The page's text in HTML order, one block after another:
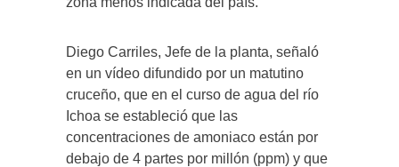
Diego Carriles, Jefe de la planta, señaló
en un vídeo difundido por un matutino
cruceño, que en el curso de agua del río
Ichoa se estableció que las
concentraciones de amoniaco están por
debajo de 4 partes por millón (ppm) y que